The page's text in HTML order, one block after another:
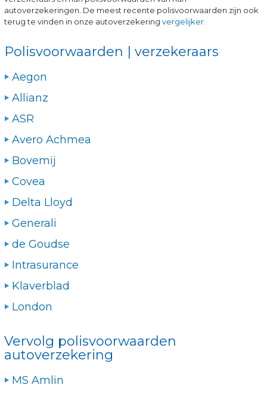
autoverzekeringen. De meest recente polisvoorwaarden zijn ook
terug te vinden in onze autoverzekering vergelijker.
Polisvoorwaarden | verzekeraars
Aegon
Allianz
ASR
Avero Achmea
Bovemij
Covea
Delta Lloyd
Generali
de Goudse
Intrasurance
Klaverblad
London
Vervolg polisvoorwaarden
autoverzekering
MS Amlin